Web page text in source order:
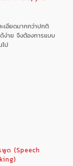
เอียดมากกว่าปกติ
ด้ง่าย จึงต้องการแบบ
ป
ด (Speech